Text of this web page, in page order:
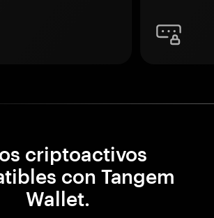
criptoactivos
con Tangem
Wallet.